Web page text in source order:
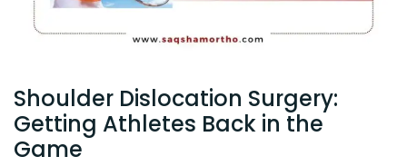
Shoulder Dislocation Surgery:
Getting Athletes Back in the
Game